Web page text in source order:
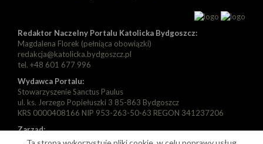
Redaktor Naczelny Portalu Katolicka Bydgoszcz:
Magdalena Florek (pełniąca obowiązki)
redakcja@katolicka.bydgoszcz.pl
tel. +48 601 677 996
Wydawca Portalu:
Stowarzyszenie Sanctus Paulus
ul. ks. Jerzego Popiełuszki 3 85-863 Bydgoszcz
KRS 0000408166 NIP 953-263-50-63 REGON 341237206
Zarząd:
Prezes: Piotr Florek